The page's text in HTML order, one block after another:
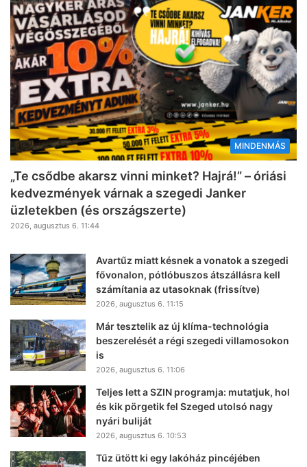
MINDENMÁS
„Te csődbe akarsz vinni minket? Hajrá!” – óriási
kedvezmények várnak a szegedi Janker
üzletekben (és országszerte)
2026, augusztus 6. 11:44
Avartűz miatt késnek a vonatok a szegedi
fővonalon, pótlóbuszos átszállásra kell
számítania az utasoknak (frissítve)
2026, augusztus 6. 11:15
Már tesztelik az új klíma-technológia
beszerelését a régi szegedi villamosokon
is
2026, augusztus 6. 11:06
Teljes lett a SZIN programja: mutatjuk, hol
és kik pörgetik fel Szeged utolsó nagy
nyári buliját
2026, augusztus 6. 10:53
Tűz ütött ki egy lakóház pincéjében